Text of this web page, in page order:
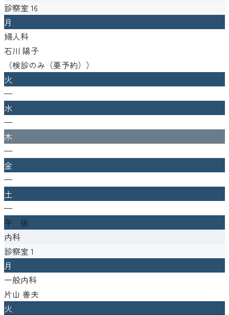
診察室 16
月
婦人科
石川 陽子
（検診のみ（要予約） ）
火
—
水
—
木
—
金
—
土
—
午 後
内科
診察室 1
月
一般内科
片山 善夫
火